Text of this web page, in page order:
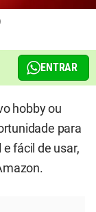
ENTRAR
hobby ou
para
e fácil de usar,